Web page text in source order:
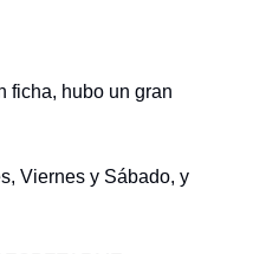
ficha, hubo un gran
Viernes y Sábado, y